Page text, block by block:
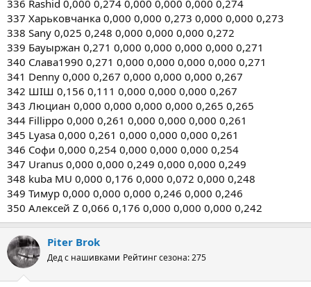
336 Rashid 0,000 0,274 0,000 0,000 0,000 0,274
337 Харьковчанка 0,000 0,000 0,273 0,000 0,000 0,273
338 Sany 0,025 0,248 0,000 0,000 0,000 0,272
339 Бауыржан 0,271 0,000 0,000 0,000 0,000 0,271
340 Слава1990 0,271 0,000 0,000 0,000 0,000 0,271
341 Denny 0,000 0,267 0,000 0,000 0,000 0,267
342 ШIШ 0,156 0,111 0,000 0,000 0,000 0,267
343 Люциан 0,000 0,000 0,000 0,000 0,265 0,265
344 Fillippo 0,000 0,261 0,000 0,000 0,000 0,261
345 Lyasa 0,000 0,261 0,000 0,000 0,000 0,261
346 Софи 0,000 0,254 0,000 0,000 0,000 0,254
347 Uranus 0,000 0,000 0,249 0,000 0,000 0,249
348 kuba MU 0,000 0,176 0,000 0,072 0,000 0,248
349 Тимур 0,000 0,000 0,000 0,246 0,000 0,246
350 Алексей Z 0,066 0,176 0,000 0,000 0,000 0,242
Piter Brok
Дед с нашивками Рейтинг сезона: 275